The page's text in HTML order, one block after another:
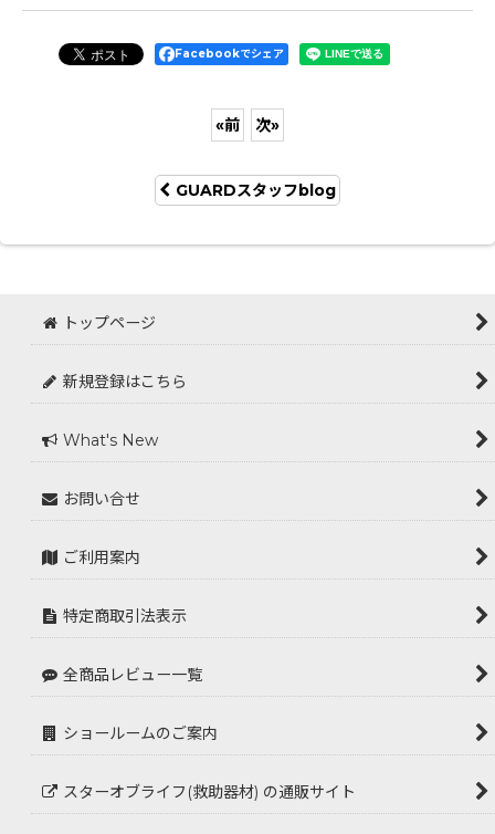
Facebookでシェア
«前 次»
GUARDスタッフblog
トップページ
新規登録はこちら
What's New
お問い合せ
ご利用案内
特定商取引法表示
全商品レビュー一覧
ショールームのご案内
スターオブライフ(救助器材) の通販サイト